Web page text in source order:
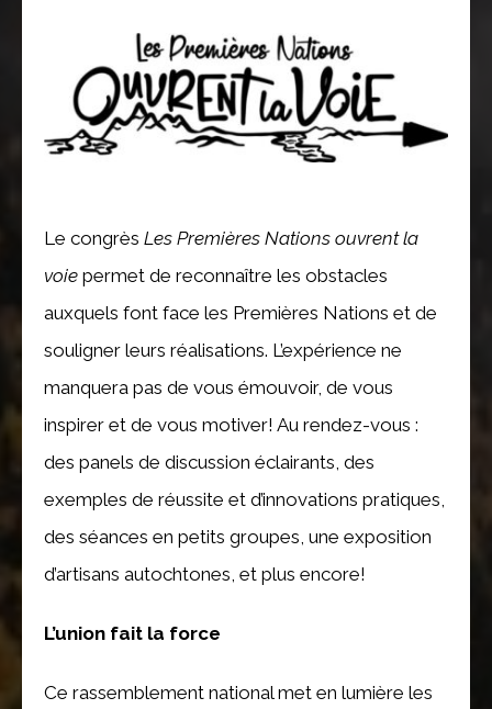
Le congrès Les Premières Nations ouvrent la
voie permet de reconnaître les obstacles
auxquels font face les Premières Nations et de
souligner leurs réalisations. L’expérience ne
manquera pas de vous émouvoir, de vous
inspirer et de vous motiver! Au rendez-vous :
des panels de discussion éclairants, des
exemples de réussite et d’innovations pratiques,
des séances en petits groupes, une exposition
d’artisans autochtones, et plus encore!
L’union fait la force
Ce rassemblement national met en lumière les